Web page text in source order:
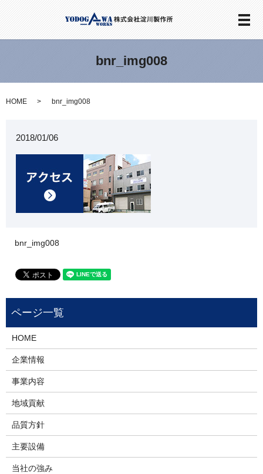
メ
bnr_img008
HOME bnr_img008
2018/01/06
bnr_img008
HOME
企業情報
事業内容
地域貢献
品質方針
主要設備
当社の強み